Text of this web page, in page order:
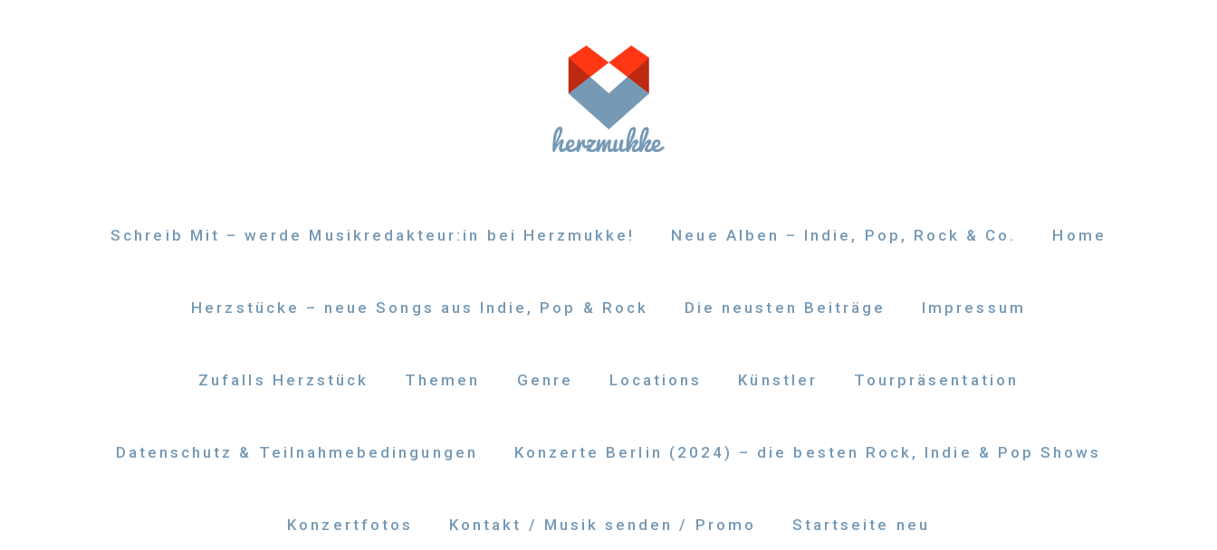
Schreib Mit – werde Musikredakteur:in bei Herzmukke! Neue Alben – Indie, Pop, Rock & Co. Home
Herzstücke – neue Songs aus Indie, Pop & Rock Die neusten Beiträge Impressum
Zufalls Herzstück Themen Genre Locations Künstler Tourpräsentation
Datenschutz & Teilnahmebedingungen Konzerte Berlin (2024) – die besten Rock, Indie & Pop Shows
Konzertfotos Kontakt / Musik senden / Promo Startseite neu